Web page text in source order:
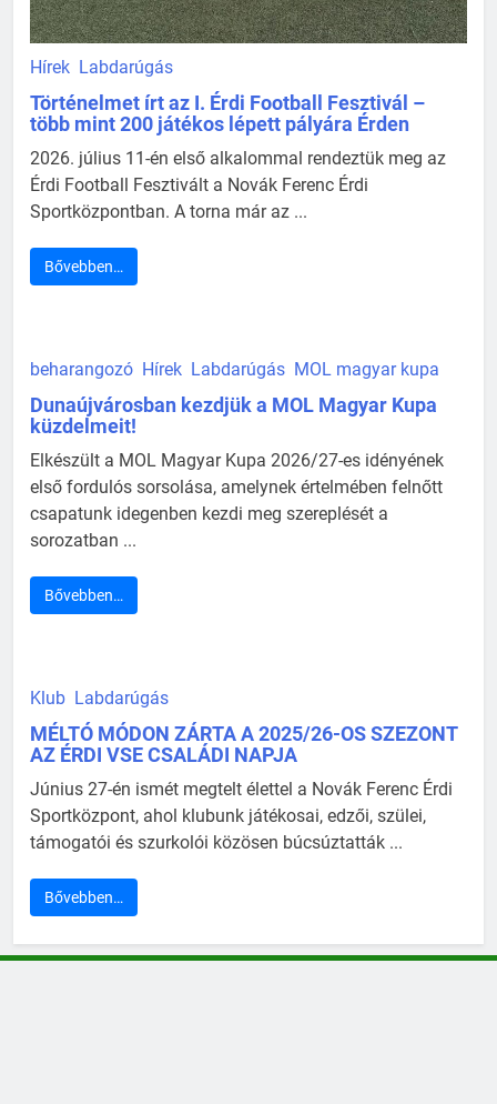
Hírek Labdarúgás
Történelmet írt az I. Érdi Football Fesztivál –
több mint 200 játékos lépett pályára Érden
2026. július 11-én első alkalommal rendeztük meg az
Érdi Football Fesztivált a Novák Ferenc Érdi
Sportközpontban. A torna már az ...
Bővebben…
beharangozó Hírek Labdarúgás MOL magyar kupa
Dunaújvárosban kezdjük a MOL Magyar Kupa
küzdelmeit!
Elkészült a MOL Magyar Kupa 2026/27-es idényének
első fordulós sorsolása, amelynek értelmében felnőtt
csapatunk idegenben kezdi meg szereplését a
sorozatban ...
Bővebben…
Klub Labdarúgás
MÉLTÓ MÓDON ZÁRTA A 2025/26-OS SZEZONT
AZ ÉRDI VSE CSALÁDI NAPJA
Június 27-én ismét megtelt élettel a Novák Ferenc Érdi
Sportközpont, ahol klubunk játékosai, edzői, szülei,
támogatói és szurkolói közösen búcsúztatták ...
Bővebben…